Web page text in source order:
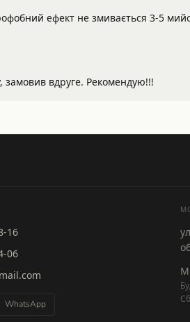
ефект не змивається 3-5
замовив вдруге. Рекомендую!!!
16
06
WhatsApp